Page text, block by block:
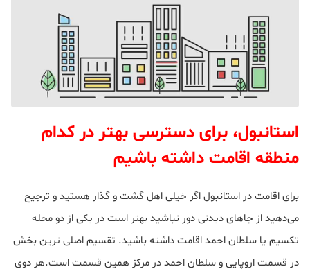
استانبول، برای دسترسی بهتر در کدام
منطقه اقامت داشته باشیم
برای اقامت در استانبول اگر خیلی اهل گشت و گذار هستید و ترجیح
می‌دهید از جاهای دیدنی دور نباشید بهتر است در یکی از دو محله
تکسیم یا سلطان احمد اقامت داشته باشید. تقسیم اصلی ترین بخش
در قسمت اروپایی و سلطان احمد در مرکز همین قسمت است.هر دوی